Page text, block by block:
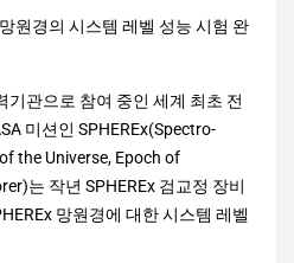
원경의 시스템 레벨 성능 시험 완
관으로 참여 중인 세계 최초 전
미션인 SPHEREx(Spectro-
the Universe, Epoch of
는 작년 SPHEREx 검교정 장비
망원경에 대한 시스템 레벨